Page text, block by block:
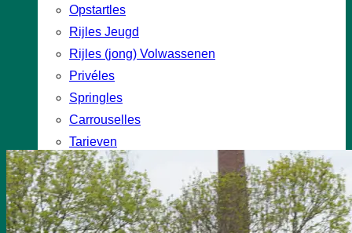
Opstartles
Rijles Jeugd
Rijles (jong) Volwassenen
Privéles
Springles
Carrouselles
Tarieven
Over ons
Welkom op Manege Morgenstond
Onze medewerkers
Onze paarden